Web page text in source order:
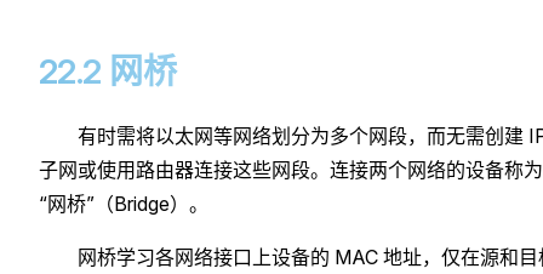
22.2 网桥
有时需将以太网等网络划分为多个网段，而无需创建
子网或使用路由器连接这些网段。连接两个网络的设备称为
“网桥”（Bridge）。
网桥学习各网络接口上设备的 MAC 地址，仅在源和目